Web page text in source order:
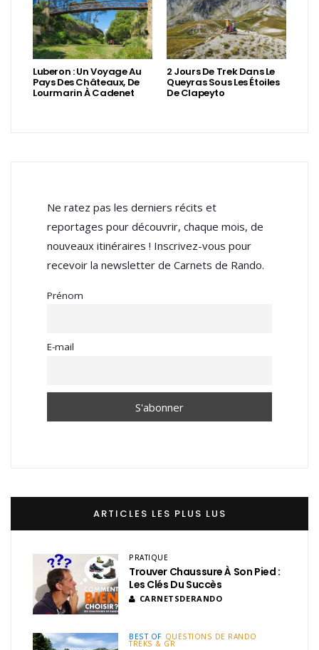
Luberon : Un Voyage Au
Pays Des Châteaux, De
Lourmarin À Cadenet
2 Jours De Trek Dans Le
Queyras Sous Les Étoiles
De Clapeyto
Ne ratez pas les derniers récits et
reportages pour découvrir, chaque mois, de
nouveaux itinéraires ! Inscrivez-vous pour
recevoir la newsletter de Carnets de Rando.
Prénom
E-mail
ARTICLES LES PLUS LUS
PRATIQUE
Trouver Chaussure À Son Pied :
Les Clés Du Succès
CARNETSDERANDO
BEST OF QUESTIONS DE RANDO
TREKS & GR